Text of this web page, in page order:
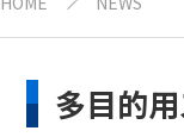
多目的